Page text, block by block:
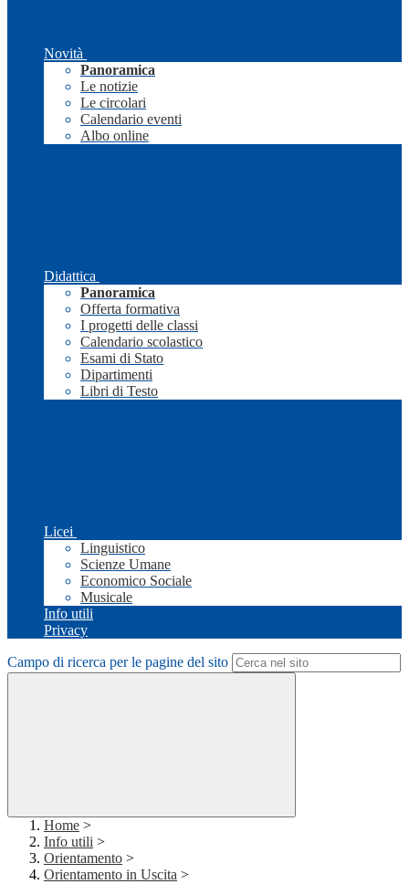
Novità
Panoramica
Le notizie
Le circolari
Calendario eventi
Albo online
Didattica
Panoramica
Offerta formativa
I progetti delle classi
Calendario scolastico
Esami di Stato
Dipartimenti
Libri di Testo
Licei
Linguistico
Scienze Umane
Economico Sociale
Musicale
Info utili
Privacy
Campo di ricerca per le pagine del sito
Home >
Info utili >
Orientamento >
Orientamento in Uscita >